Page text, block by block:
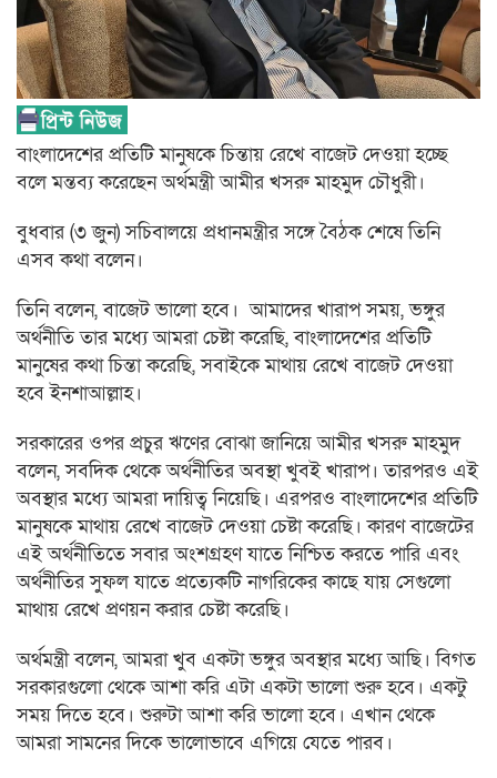
বাংলাদেশের প্রতিটি মানুষকে চিন্তায় রেখে বাজেট দেওয়া হচ্ছে
বলে মন্তব্য করেছেন অর্থমন্ত্রী আমীর খসরু মাহমুদ চৌধুরী।
বুধবার (৩ জুন) সচিবালয়ে প্রধানমন্ত্রীর সঙ্গে বৈঠক শেষে তিনি
এসব কথা বলেন।
তিনি বলেন, বাজেট ভালো হবে। আমাদের খারাপ সময়, ভঙ্গুর
অর্থনীতি তার মধ্যে আমরা চেষ্টা করেছি, বাংলাদেশের প্রতিটি
মানুষের কথা চিন্তা করেছি, সবাইকে মাথায় রেখে বাজেট দেওয়া
হবে ইনশাআল্লাহ।
সরকারের ওপর প্রচুর ঋণের বোঝা জানিয়ে আমীর খসরু মাহমুদ
বলেন, সবদিক থেকে অর্থনীতির অবস্থা খুবই খারাপ। তারপরও এই
অবস্থার মধ্যে আমরা দায়িত্ব নিয়েছি। এরপরও বাংলাদেশের প্রতিটি
মানুষকে মাথায় রেখে বাজেট দেওয়া চেষ্টা করেছি। কারণ বাজেটের
এই অর্থনীতিতে সবার অংশগ্রহণ যাতে নিশ্চিত করতে পারি এবং
অর্থনীতির সুফল যাতে প্রত্যেকটি নাগরিকের কাছে যায় সেগুলো
মাথায় রেখে প্রণয়ন করার চেষ্টা করেছি।
অর্থমন্ত্রী বলেন, আমরা খুব একটা ভঙ্গুর অবস্থার মধ্যে আছি। বিগত
সরকারগুলো থেকে আশা করি এটা একটা ভালো শুরু হবে। একটু
সময় দিতে হবে। শুরুটা আশা করি ভালো হবে। এখান থেকে
আমরা সামনের দিকে ভালোভাবে এগিয়ে যেতে পারব।